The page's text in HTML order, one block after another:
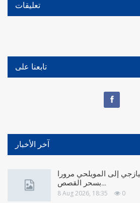
تعليقات
تابعنا على
آخر الأخبار
إلى المويلحي مرورا
بسحر القصص…
8 Aug 2026, 18:35 0